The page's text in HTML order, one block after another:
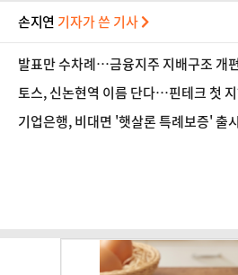
손지연 기자가 쓴 기사
발표만 수차례…금융지주 지배구조 개
토스, 신논현역 이름 단다…핀테크 첫
기업은행, 비대면 '햇살론 특례보증'